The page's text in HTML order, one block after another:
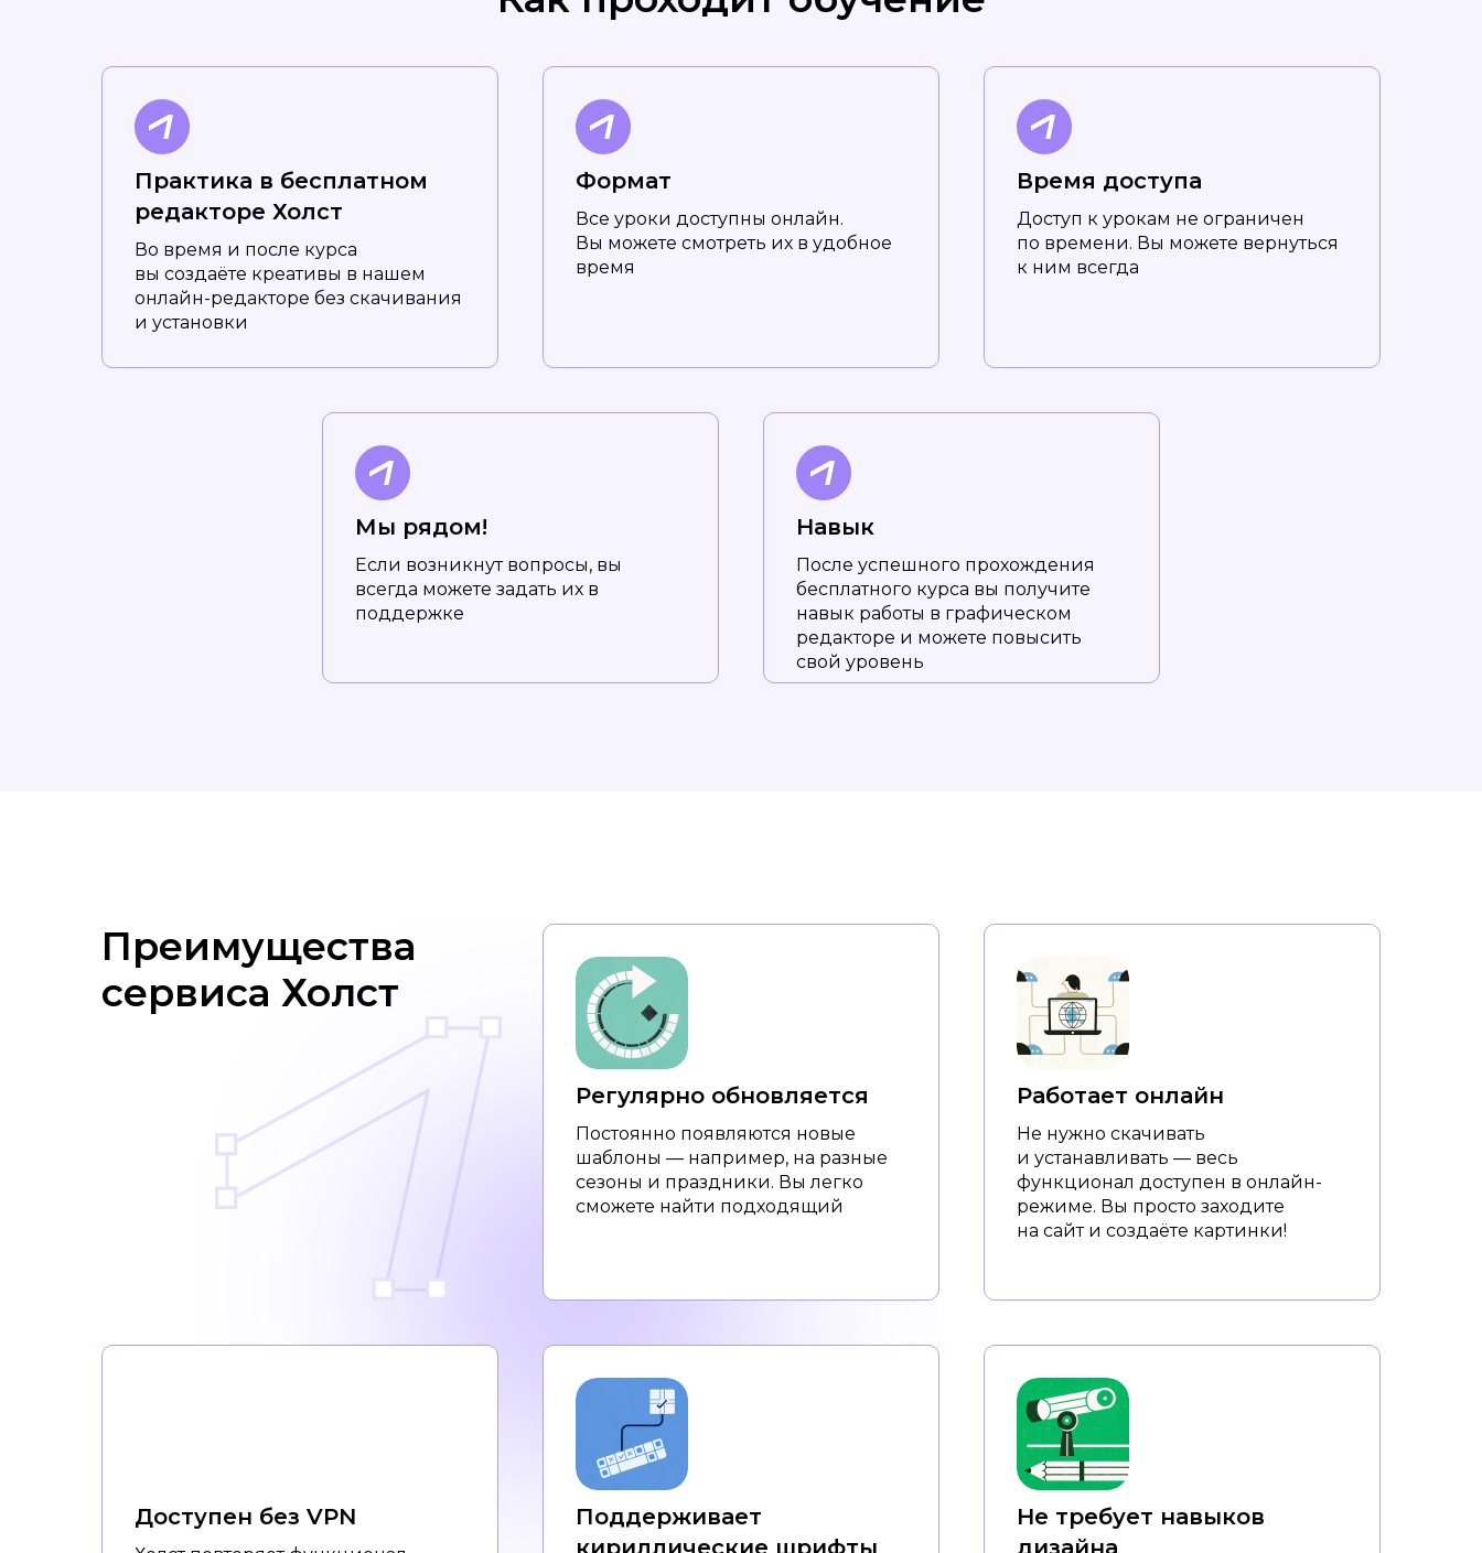
Практика в бесплатном
редакторе Холст
Во время и после курса
вы создаёте креативы в нашем
онлайн-редакторе без скачивания
и установки
Формат
Все уроки доступны онлайн.
Вы можете смотреть их в удобное
время
Время доступа
Доступ к урокам не ограничен
по времени. Вы можете вернуться
к ним всегда
Мы рядом!
Если возникнут вопросы, вы
всегда можете задать их в
поддержке
Навык
После успешного прохождения
бесплатного курса вы получите
навык работы в графическом
редакторе и можете повысить
свой уровень
Регулярно обновляется
Постоянно появляются новые
шаблоны — например, на разные
сезоны и праздники. Вы легко
сможете найти подходящий
Работает онлайн
Не нужно скачивать
и устанавливать — весь
функционал доступен в онлайн-
режиме. Вы просто заходите
на сайт и создаёте картинки!
Поддерживает
кириллические шрифты
Доступен без VPN
Не требует навыков
дизайна
Преимущества
сервиса Холст